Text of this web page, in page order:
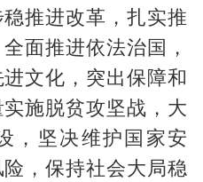
推进改革，扎实推
面推进依法治国，
文化，突出保障和
施脱贫攻坚战，大
，坚决维护国家安
，保持社会大局稳